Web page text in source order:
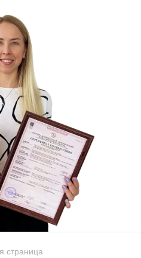
страница